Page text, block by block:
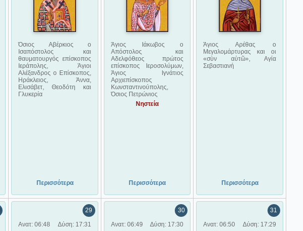
Όσιος Αβέρκιος ο
Ισαπόστολος και
θαυματουργός επίσκοπος
Ιεράπολης, Άγιοι
Αλέξανδρος ο Επίσκοπος,
Ηράκλειος, Άννα,
Ελισάβετ, Θεοδότη και
Γλυκερία
Περισσότερα
Άγιος Ιάκωβος ο
Απόστολος και
Αδελφόθεος πρώτος
επίσκοπος Ιεροσολύμων,
Άγιος Ιγνάτιος
Αρχιεπίσκοπος
Κωνσταντινούπολης,
Όσιος Πετρώνιος
Νηστεία
Περισσότερα
Άγιος Αρέθας ο
Μεγαλομάρτυρας και οι
«σὺν αὐτῶ», Αγία
Σεβαστιανή
Περισσότερα
29
Ανατ: 06:48
Δύση: 17:31
30
Ανατ: 06:49
Δύση: 17:30
31
Ανατ: 06:50
Δύση: 17:29